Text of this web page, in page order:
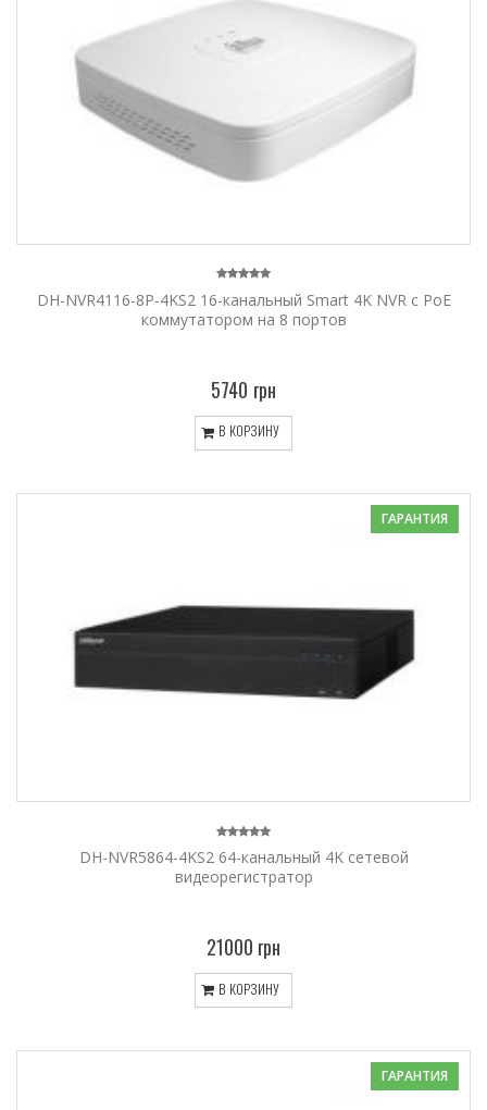
DH-NVR4116-8P-4KS2 16-канальный Smart 4K NVR c PoE
коммутатором на 8 портов
5740 грн
В КОРЗИНУ
ГАРАНТИЯ
DH-NVR5864-4KS2 64-канальный 4K сетевой
видеорегистратор
21000 грн
В КОРЗИНУ
ГАРАНТИЯ